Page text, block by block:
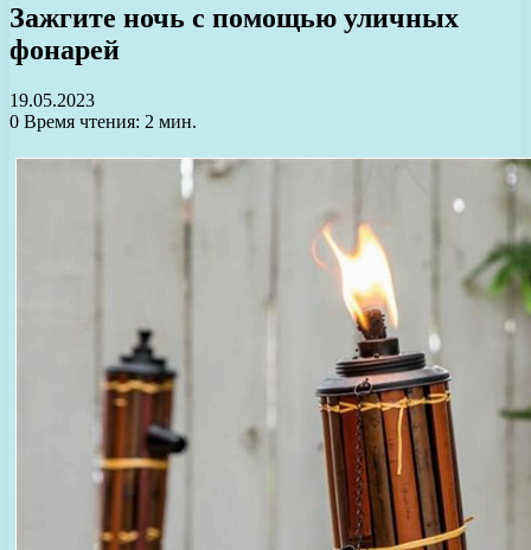
Зажгите ночь с помощью уличных
фонарей
19.05.2023
0 Время чтения: 2 мин.